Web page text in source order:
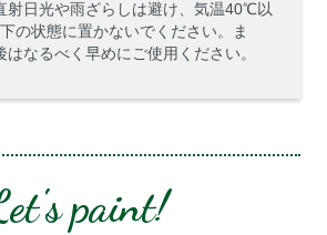
射日光や雨ざらしは避け、気温40℃以
の状態に置かないでください。ま
はなるべく早めにご使用ください。
paint!